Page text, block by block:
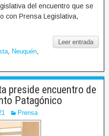
del encuentro que se
con Prensa Legislativa,
Leer entrada
Neuquén
preside encuentro de
Patagónico
Prensa